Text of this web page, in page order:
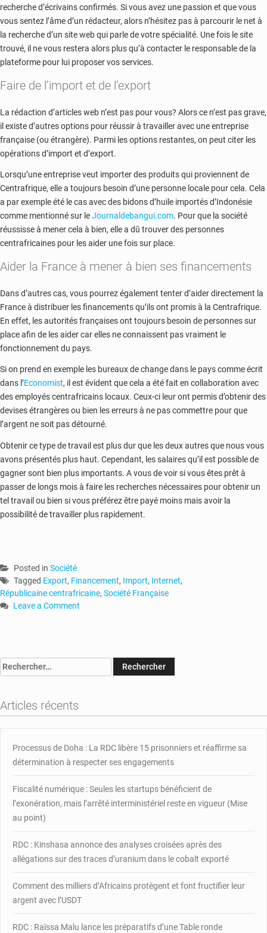
recherche d’écrivains confirmés. Si vous avez une passion et que vous
vous sentez l’âme d’un rédacteur, alors n’hésitez pas à parcourir le net à
la recherche d’un site web qui parle de votre spécialité. Une fois le site
trouvé, il ne vous restera alors plus qu’à contacter le responsable de la
plateforme pour lui proposer vos services.
Faire de l’import et de l’export
La rédaction d’articles web n’est pas pour vous? Alors ce n’est pas grave,
il existe d’autres options pour réussir à travailler avec une entreprise
française (ou étrangère). Parmi les options restantes, on peut citer les
opérations d’import et d’export.
Lorsqu’une entreprise veut importer des produits qui proviennent de
Centrafrique, elle a toujours besoin d’une personne locale pour cela. Cela
a par exemple été le cas avec des bidons d’huile importés d’Indonésie
comme mentionné sur leJournaldebangui.com. Pour que la société
réussisse à mener cela à bien, elle a dû trouver des personnes
centrafricaines pour les aider une fois sur place.
Aider la France à mener à bien ses financements
Dans d’autres cas, vous pourrez également tenter d’aider directement la
France à distribuer les financements qu’ils ont promis à la Centrafrique.
En effet, les autorités françaises ont toujours besoin de personnes sur
place afin de les aider car elles ne connaissent pas vraiment le
fonctionnement du pays.
Si on prend en exemple les bureaux de change dans le pays comme écrit
dans l’Economist, il est évident que cela a été fait en collaboration avec
des employés centrafricains locaux. Ceux-ci leur ont permis d’obtenir des
devises étrangères ou bien les erreurs à ne pas commettre pour que
l’argent ne soit pas détourné.
Obtenir ce type de travail est plus dur que les deux autres que nous vous
avons présentés plus haut. Cependant, les salaires qu’il est possible de
gagner sont bien plus importants. A vous de voir si vous êtes prêt à
passer de longs mois à faire les recherches nécessaires pour obtenir un
tel travail ou bien si vous préférez être payé moins mais avoir la
possibilité de travailler plus rapidement.
Posted in Société
Tagged Export, Financement, Import, Internet,
Républicaine centrafricaine, Société Française
Leave a Comment
Société
la
Centrafrique
Rechercher :
Articles récents
Processus de Doha : La RDC libère 15 prisonniers et réaffirme sa
détermination à respecter ses engagements
Fiscalité numérique : Seules les startups bénéficient de
l’exonération, mais l’arrêté interministériel reste en vigueur (Mise
au point)
RDC : Kinshasa annonce des analyses croisées après des
allégations sur des traces d’uranium dans le cobalt exporté
Comment des milliers d’Africains protègent et font fructifier leur
argent avec l’USDT
RDC : Raïssa Malu lance les préparatifs d’une Table ronde